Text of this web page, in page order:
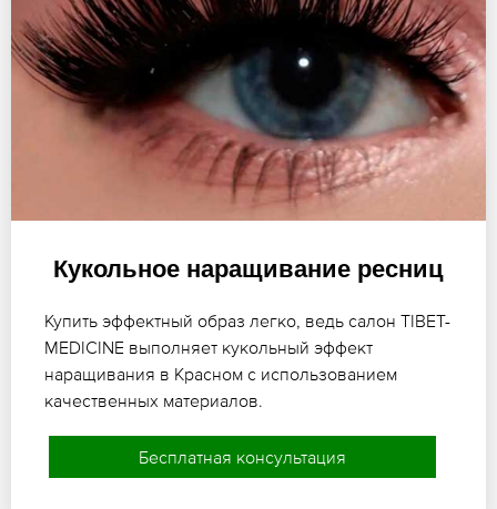
Кукольное наращивание ресниц
Купить эффектный образ легко, ведь салон TIBET-
MEDICINE выполняет кукольный эффект
наращивания в Красном с использованием
качественных материалов.
Бесплатная консультация